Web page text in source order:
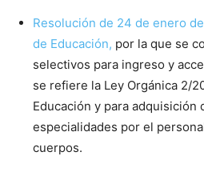
Resolución de 24 de enero
de Educación, por la que se
selectivos para ingreso y
se refiere la Ley Orgánica 2/
Educación y para adquisición
especialidades por el
cuerpos.